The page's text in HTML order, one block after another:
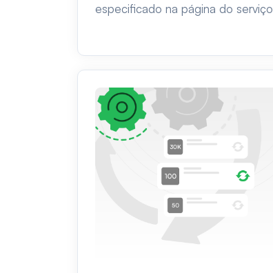
especificado na página do serviço